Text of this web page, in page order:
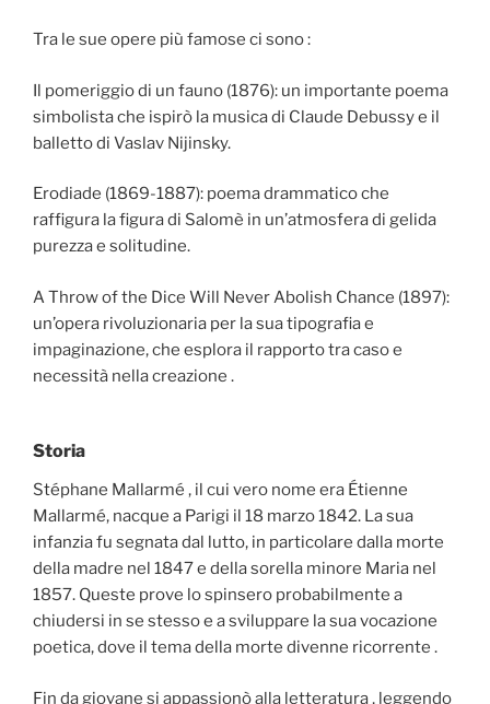
Tra le sue opere più famose ci sono :
Il pomeriggio di un fauno (1876): un importante poema
simbolista che ispirò la musica di Claude Debussy e il
balletto di Vaslav Nijinsky.
Erodiade (1869-1887): poema drammatico che
raffigura la figura di Salomè in un’atmosfera di gelida
purezza e solitudine.
A Throw of the Dice Will Never Abolish Chance (1897):
un’opera rivoluzionaria per la sua tipografia e
impaginazione, che esplora il rapporto tra caso e
necessità nella creazione .
Storia
Stéphane Mallarmé , il cui vero nome era Étienne
Mallarmé, nacque a Parigi il 18 marzo 1842. La sua
infanzia fu segnata dal lutto, in particolare dalla morte
della madre nel 1847 e della sorella minore Maria nel
1857. Queste prove lo spinsero probabilmente a
chiudersi in se stesso e a sviluppare la sua vocazione
poetica, dove il tema della morte divenne ricorrente .
Fin da giovane si appassionò alla letteratura , leggendo